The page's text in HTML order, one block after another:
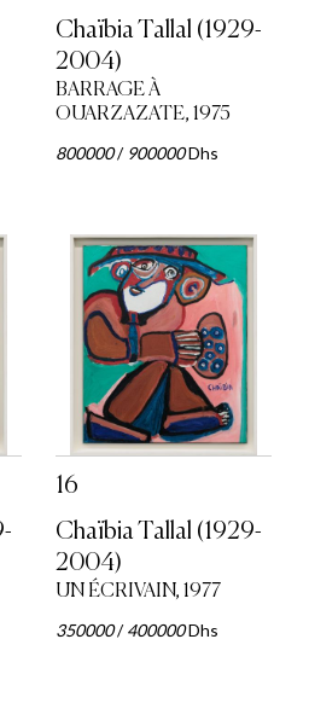
Chaïbia Tallal (1929-
2004)
BARRAGE À
OUARZAZATE, 1975
800000/ 900000Dhs
16
Chaïbia Tallal (1929-
2004)
UN ÉCRIVAIN, 1977
350000/400000Dhs